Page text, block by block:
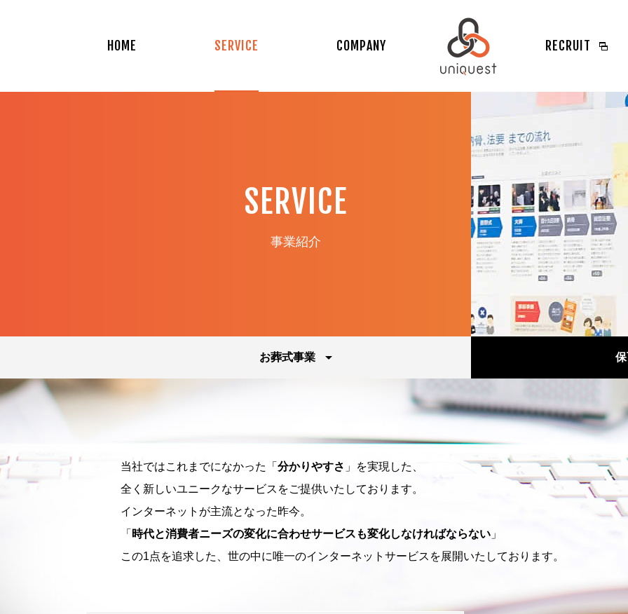
HOME SERVICE COMPANY RECRUIT
SERVICE
事業紹介
お葬式事業
当社ではこれまでになかった「 分かりやすさ 」を実現した、
全く新しいユニークなサービスをご提供いたしております。
インターネットが主流となった昨今。
「 時代と消費者ニーズの変化に合わせサービスも変化しなければならない 」
この1点を追求した、世の中に唯一のインターネットサービスを展開いたしております。